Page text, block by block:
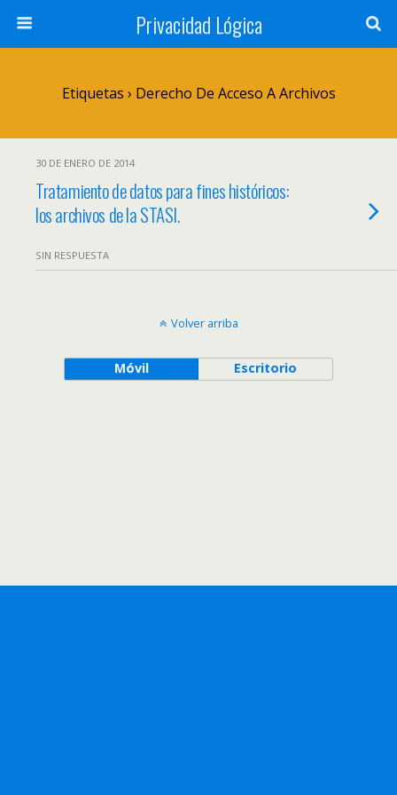
Privacidad Lógica
Etiquetas › Derecho De Acceso A Archivos
30 DE ENERO DE 2014
Tratamiento de datos para fines históricos:
los archivos de la STASI.
SIN RESPUESTA
Volver arriba
Móvil Escritorio